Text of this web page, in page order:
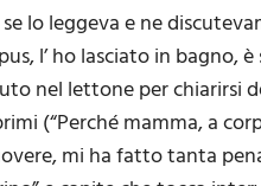
lo leggeva e ne
l’ ho lasciato in bagno,
nel lettone per chiarirsi
(“Perché mamma, a
mi ha fatto tanta